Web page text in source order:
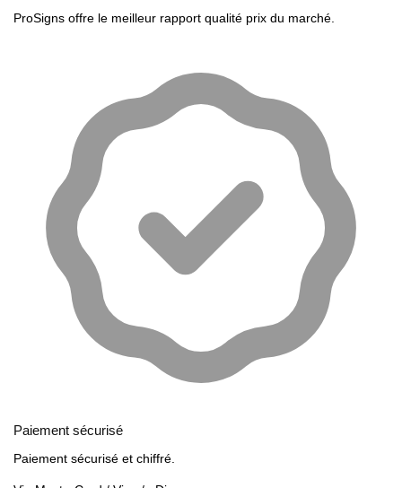
ProSigns offre le meilleur rapport qualité prix du marché.
Paiement sécurisé
Paiement sécurisé et chiffré.